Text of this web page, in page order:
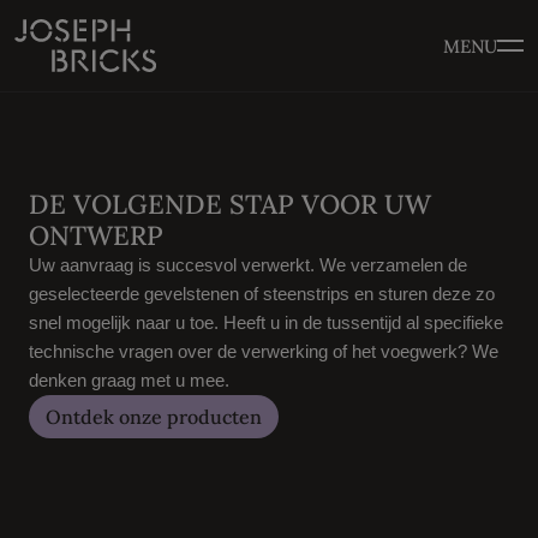
MENU
DE VOLGENDE STAP VOOR UW
ONTWERP
Uw aanvraag is succesvol verwerkt. We verzamelen de
geselecteerde gevelstenen of steenstrips en sturen deze zo
snel mogelijk naar u toe. Heeft u in de tussentijd al specifieke
technische vragen over de verwerking of het voegwerk? We
denken graag met u mee.
Ontdek onze producten